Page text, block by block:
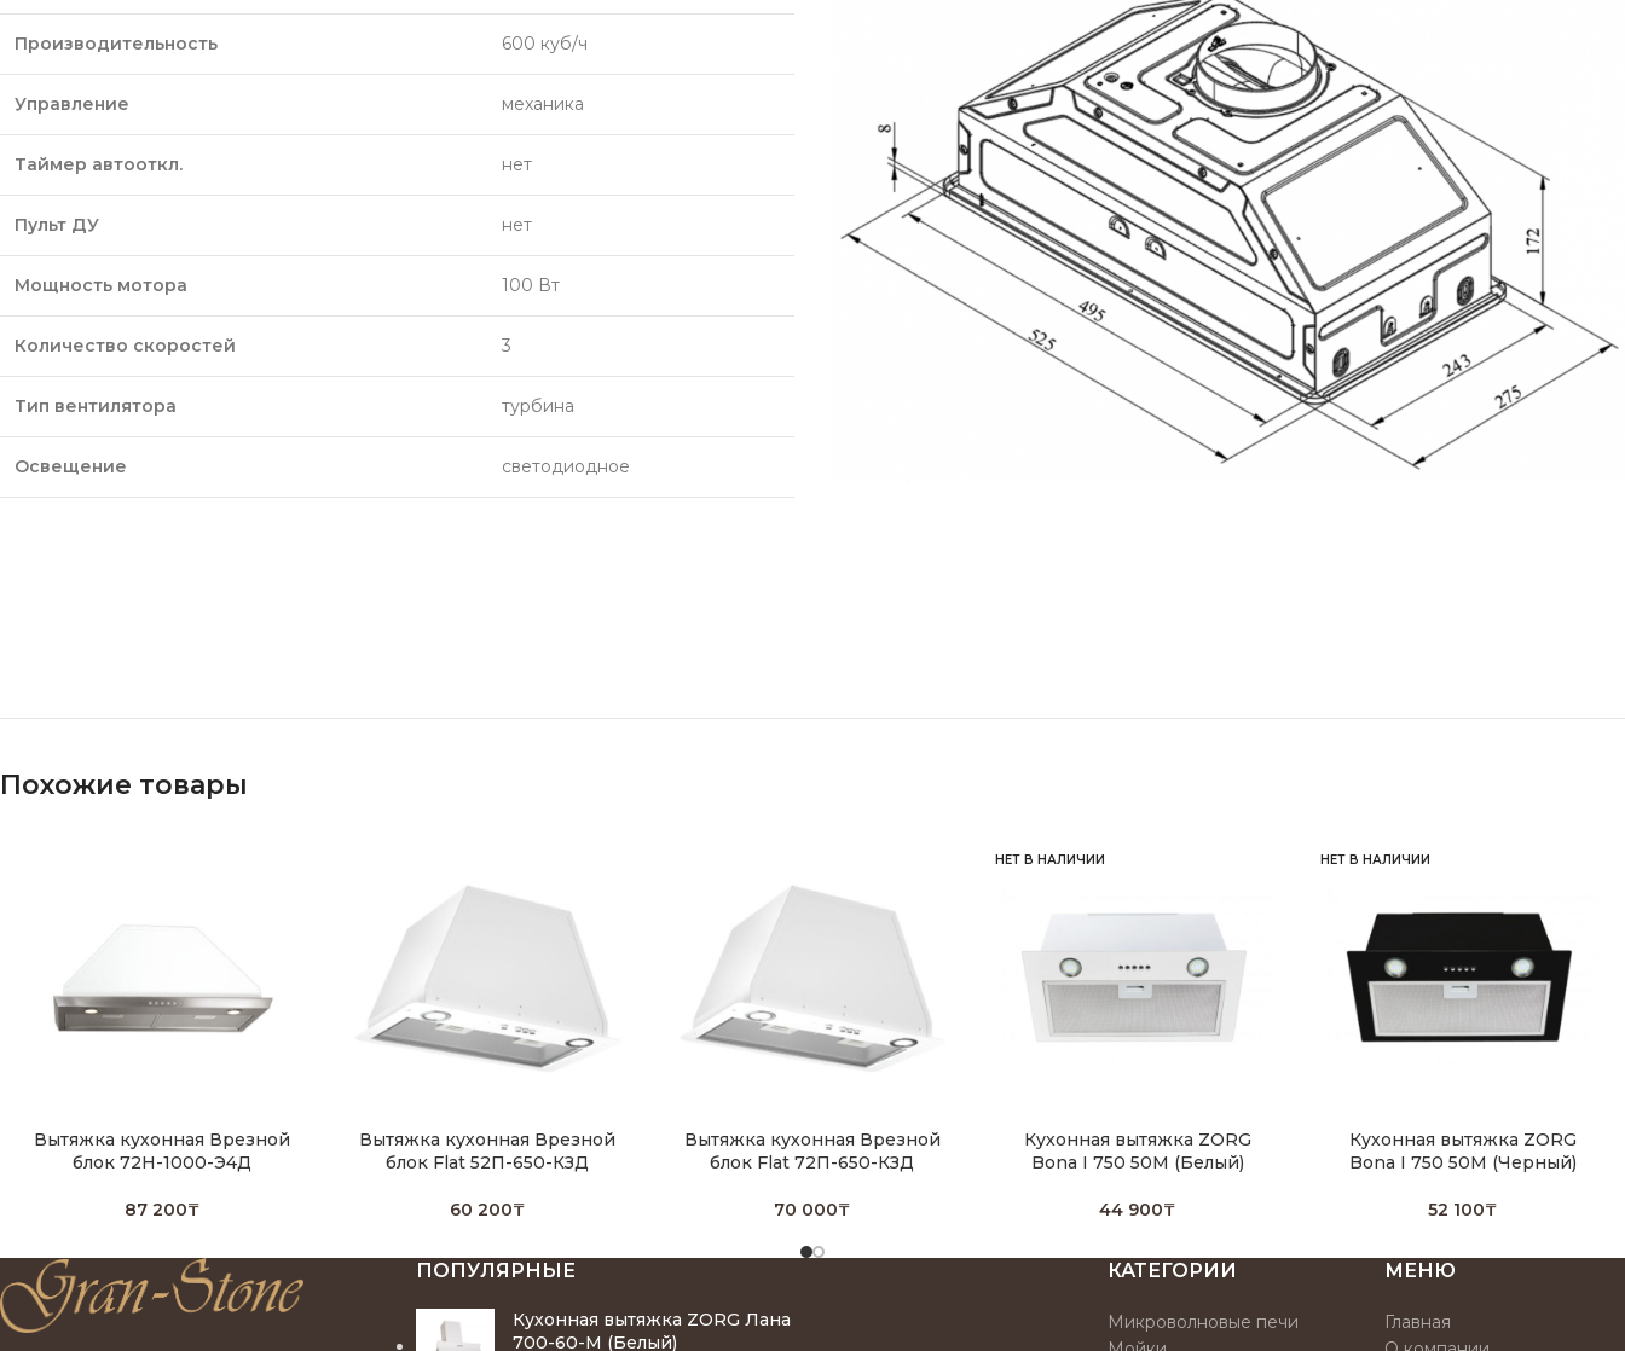
Производительность 600 куб/ч
Управление механика
Таймер автооткл. нет
Пульт ДУ нет
Мощность мотора 100 Вт
Количество скоростей 3
Тип вентилятора турбина
Освещение светодиодное
Похожие товары
Вытяжка кухонная Врезной
блок 72Н-1000-Э4Д
87 200₸
Вытяжка кухонная Врезной
блок Flat 52П-650-КЗД
60 200₸
Вытяжка кухонная Врезной
блок Flat 72П-650-КЗД
70 000₸
НЕТ В НАЛИЧИИ
Кухонная вытяжка ZORG
Bona I 750 50M (Белый)
44 900₸
НЕТ В НАЛИЧИИ
Кухонная вытяжка ZORG
Bona I 750 50M (Черный)
52 100₸
ПОПУЛЯРНЫЕ
Кухонная вытяжка ZORG Лана
700-60-М (Белый)
КАТЕГОРИИ
Микроволновые печи
МЕНЮ
Главная